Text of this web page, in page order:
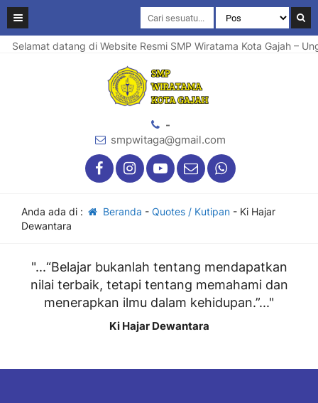
Selamat datang di Website Resmi SMP Wiratama Kota Gajah –
-
smpwitaga@gmail.com
Anda ada di : Beranda - Quotes / Kutipan- Ki Hajar
Dewantara
"...“Belajar bukanlah tentang mendapatkan
nilai terbaik, tetapi tentang memahami dan
menerapkan ilmu dalam kehidupan.”..."
Ki Hajar Dewantara